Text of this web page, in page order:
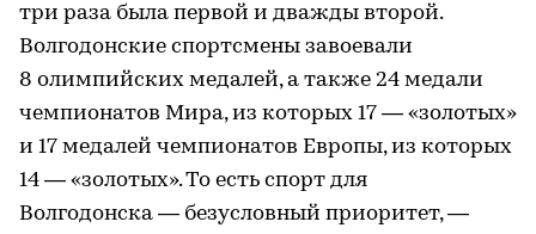
три раза была первой и дважды второй.
Волгодонские спортсмены завоевали
8 олимпийских медалей, а также 24 медали
чемпионатов Мира, из которых 17 — «золотых»
и 17 медалей чемпионатов Европы, из которых
14 — «золотых». То есть спорт для
Волгодонска — безусловный приоритет, —